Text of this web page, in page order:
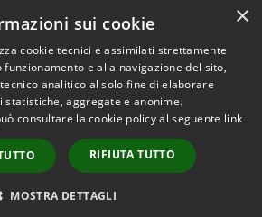
Copyright © 2026 • Comune di
Molinella • Powered by
Municipium•
Accesso
redazione
×
sui cookie
cookie tecnici e assimilati strettamente
e alla navigazione del sito,
analitico al solo fine di elaborare
statistiche, aggregate e anonime.
consultare la cookie policy al seguente link
RIFIUTA TUTTO
MOSTRA DETTAGLI